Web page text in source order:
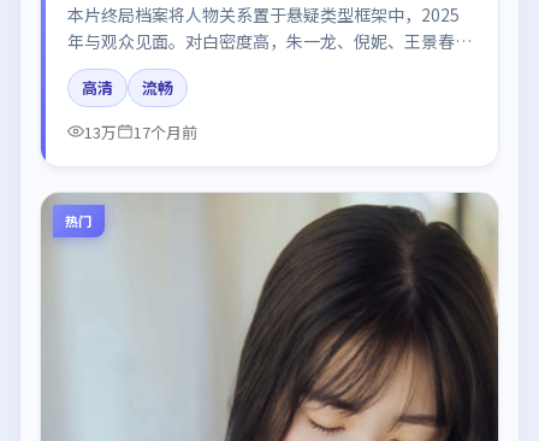
本片终局档案将人物关系置于悬疑类型框架中，2025
年与观众见面。对白密度高，朱一龙、倪妮、王景春、
梁朝伟的台词节奏值得关注；整体气质偏日本都市与冷
色调摄影。
高清
流畅
13万
17个月前
热门